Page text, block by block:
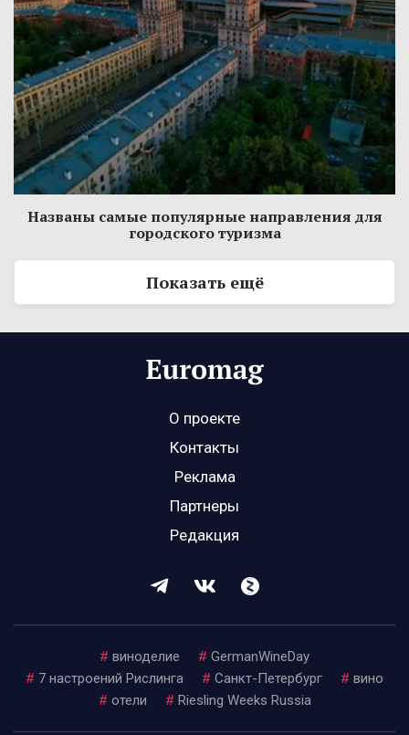
Названы самые популярные направления для
городского туризма
Показать ещё
О проекте
Контакты
Реклама
Партнеры
Редакция
# виноделие # GermanWineDay
# 7 настроений Рислинга # Санкт-Петербург # вино
# отели # Riesling Weeks Russia